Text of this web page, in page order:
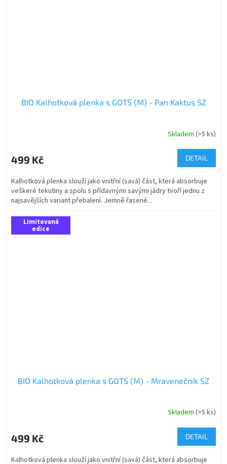
BIO Kalhotková plenka s GOTS (M) - Pan Kaktus SZ
Skladem (>5 ks)
499 Kč DETAIL
Kalhotková plenka slouží jako vnitřní (savá) část, která absorbuje
veškeré tekutiny a spolu s přídavnými savými jádry tvoří jednu z
najsavějších variant přebalení. Jemně řasené...
Limitovaná
edice
BIO Kalhotková plenka s GOTS (M) - Mravenečník SZ
Skladem (>5 ks)
499 Kč DETAIL
Kalhotková plenka slouží jako vnitřní (savá) část, která absorbuje